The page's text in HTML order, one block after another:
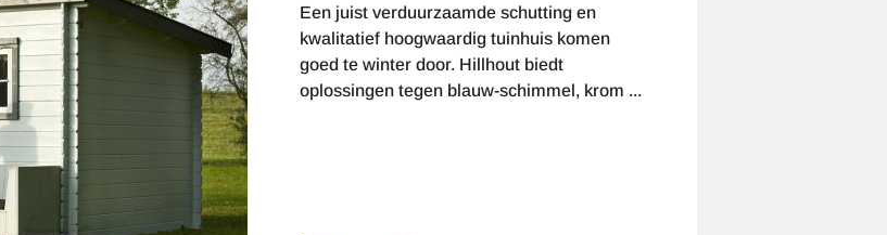
Een juist verduurzaamde schutting en
kwalitatief hoogwaardig tuinhuis komen
goed te winter door. Hillhout biedt
oplossingen tegen blauw-schimmel, krom ...